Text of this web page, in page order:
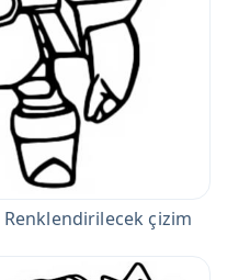
çizim